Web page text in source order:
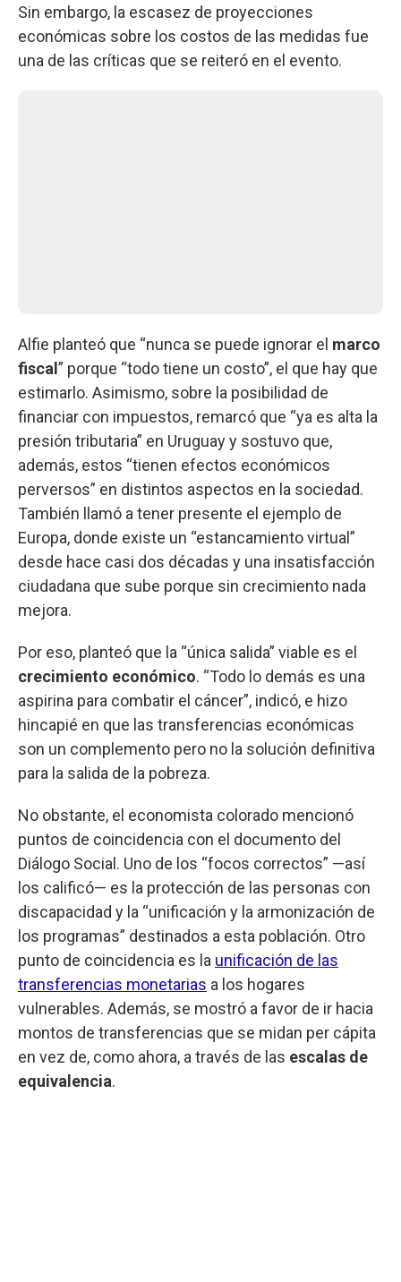
Sin embargo, la escasez de proyecciones
económicas sobre los costos de las medidas fue
una de las críticas que se reiteró en el evento.
Alfie planteó que “nunca se puede ignorar el marco
fiscal ” porque “todo tiene un costo”, el que hay que
estimarlo. Asimismo, sobre la posibilidad de
financiar con impuestos, remarcó que “ya es alta la
presión tributaria” en Uruguay y sostuvo que,
además, estos “tienen efectos económicos
perversos” en distintos aspectos en la sociedad.
También llamó a tener presente el ejemplo de
Europa, donde existe un “estancamiento virtual”
desde hace casi dos décadas y una insatisfacción
ciudadana que sube porque sin crecimiento nada
mejora.
Por eso, planteó que la “única salida” viable es el
crecimiento económico. “Todo lo demás es una
aspirina para combatir el cáncer”, indicó, e hizo
hincapié en que las transferencias económicas
son un complemento pero no la solución definitiva
para la salida de la pobreza.
No obstante, el economista colorado mencionó
puntos de coincidencia con el documento del
Diálogo Social. Uno de los “focos correctos” —así
los calificó— es la protección de las personas con
discapacidad y la “unificación y la armonización de
los programas” destinados a esta población. Otro
punto de coincidencia es la unificación de las
transferencias monetarias a los hogares
vulnerables. Además, se mostró a favor de ir hacia
montos de transferencias que se midan per cápita
en vez de, como ahora, a través de las escalas de
equivalencia.